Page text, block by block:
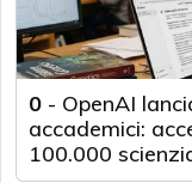
0 - OpenAI
accademici:
100.000